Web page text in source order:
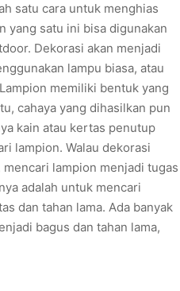
satu cara untuk menghias
yang satu ini bisa digunakan
Dekorasi akan menjadi
lampu biasa, atau
memiliki bentuk yang
cahaya yang dihasilkan pun
kain atau kertas penutup
lampion. Walau dekorasi
lampion menjadi tugas
adalah untuk mencari
dan tahan lama. Ada banyak
bagus dan tahan lama,